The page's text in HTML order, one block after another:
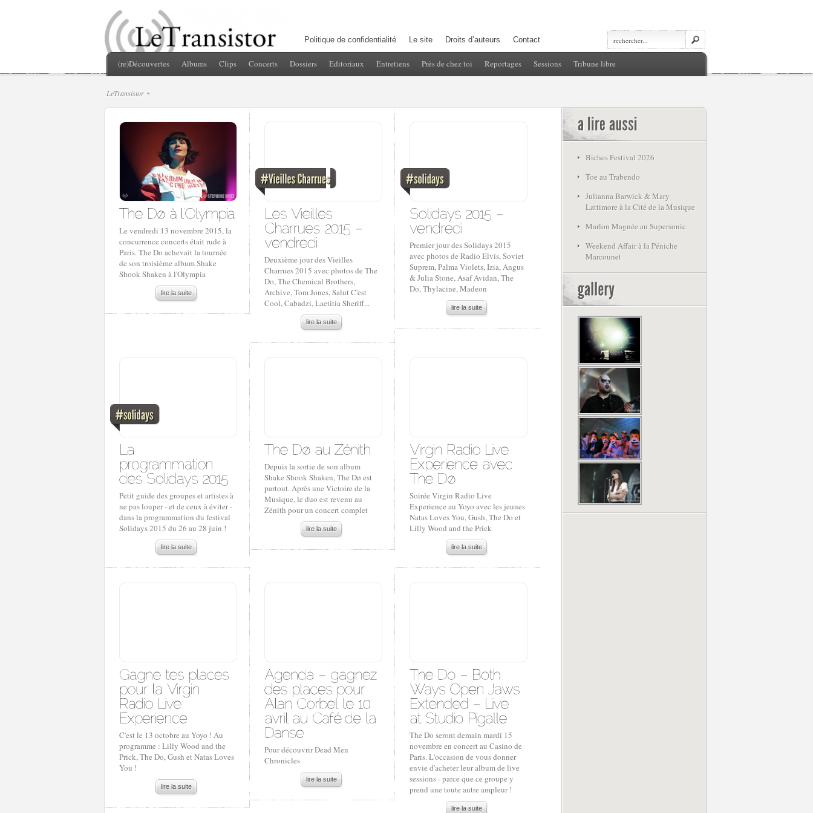
Politique de confidentialité Le site Droits d’auteurs Contact
(re)Découvertes Albums Clips Concerts Dossiers Editoriaux Entretiens Près de chez toi Reportages Sessions Tribune libre
LeTransistor
Le vendredi 13 novembre 2015, la
concurrence concerts était rude à
Paris. The Do achevait la tournée
de son troisième album Shake
Shook Shaken à l'Olympia
lire la suite
Deuxième jour des Vieilles
Charrues 2015 avec photos de The
Do, The Chemical Brothers,
Archive, Tom Jones, Salut C'est
Cool, Cabadzi, Laetitia Sheriff...
lire la suite
Premier jour des Solidays 2015
avec photos de Radio Elvis, Soviet
Suprem, Palma Violets, Izia, Angus
& Julia Stone, Asaf Avidan, The
Do, Thylacine, Madeon
lire la suite
Petit guide des groupes et artistes à
ne pas louper - et de ceux à éviter -
dans la programmation du festival
Solidays 2015 du 26 au 28 juin !
lire la suite
Depuis la sortie de son album
Shake Shook Shaken, The Dø est
partout. Après une Victoire de la
Musique, le duo est revenu au
Zénith pour un concert complet
lire la suite
Soirée Virgin Radio Live
Experience au Yoyo avec les jeunes
Natas Loves You, Gush, The Do et
Lilly Wood and the Prick
lire la suite
C'est le 13 octobre au Yoyo ! Au
programme : Lilly Wood and the
Prick, The Do, Gush et Natas Loves
You !
lire la suite
Pour découvrir Dead Men
Chronicles
lire la suite
The Do seront demain mardi 15
novembre en concert au Casino de
Paris. L'occasion de vous donner
envie d'acheter leur album de live
sessions - parce que ce groupe y
prend une toute autre ampleur !
lire la suite
Biches Festival 2026
Toe au Trabendo
Julianna Barwick & Mary
Lattimore à la Cité de la Musique
Marlon Magnée au Supersonic
Weekend Affair à la Péniche
Marcounet